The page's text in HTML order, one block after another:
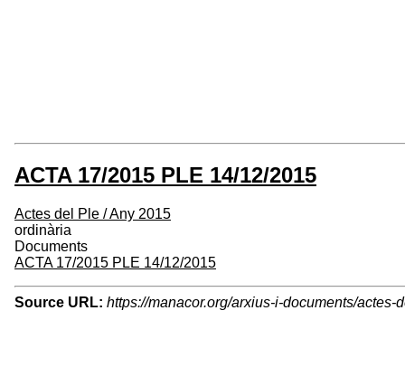
ACTA 17/2015 PLE 14/12/2015
Actes del Ple / Any 2015
ordinària
Documents
ACTA 17/2015 PLE 14/12/2015
Source URL: https://manacor.org/arxius-i-documents/